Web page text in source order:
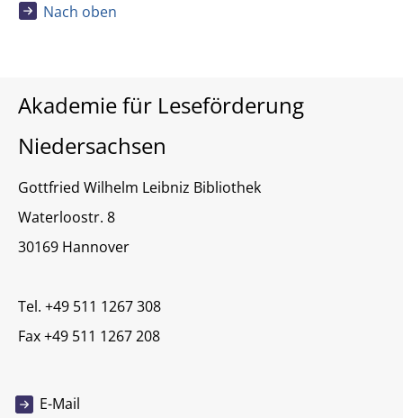
Nach oben
Akademie für Leseförderung
Niedersachsen
Gottfried Wilhelm Leibniz Bibliothek
Waterloostr. 8
30169 Hannover
Tel. +49 511 1267 308
Fax +49 511 1267 208
E-Mail